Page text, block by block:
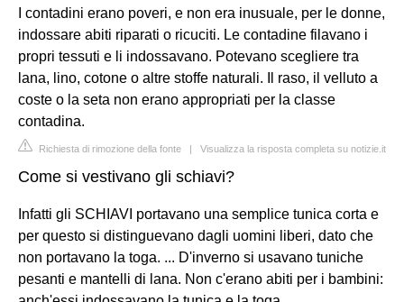
I contadini erano poveri, e non era inusuale, per le donne,
indossare abiti riparati o ricuciti. Le contadine filavano i
propri tessuti e li indossavano. Potevano scegliere tra
lana, lino, cotone o altre stoffe naturali. Il raso, il velluto a
coste o la seta non erano appropriati per la classe
contadina.
Richiesta di rimozione della fonte | Visualizza la risposta completa su notizie.it
Come si vestivano gli schiavi?
Infatti gli SCHIAVI portavano una semplice tunica corta e
per questo si distinguevano dagli uomini liberi, dato che
non portavano la toga. ... D'inverno si usavano tuniche
pesanti e mantelli di lana. Non c'erano abiti per i bambini: